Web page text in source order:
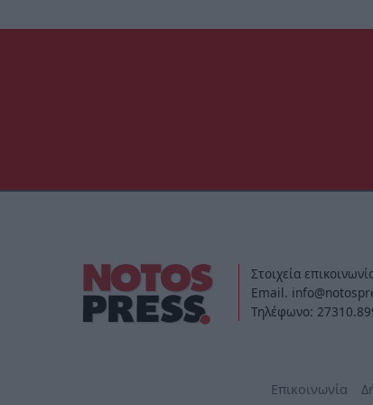
Στοιχεία
Email.
Τηλέφωνο:
Επικοινωνία